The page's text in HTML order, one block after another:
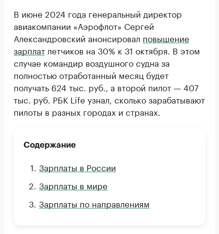
В июне 2024 года генеральный директор
авиакомпании «Аэрофлот» Сергей
Александровский анонсировал повышение
зарплат летчиков на 30% к 31 октября. В этом
случае командир воздушного судна за
полностью отработанный месяц будет
получать 624 тыс. руб., а второй пилот — 407
тыс. руб. РБК Life узнал, сколько зарабатывают
пилоты в разных городах и странах.
Содержание
Зарплаты в России
Зарплаты в мире
Зарплаты по направлениям